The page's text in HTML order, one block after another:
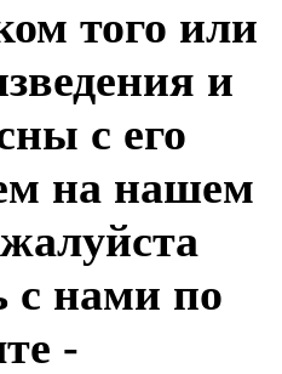
того или
и
с его
на нашем
с нами по
-